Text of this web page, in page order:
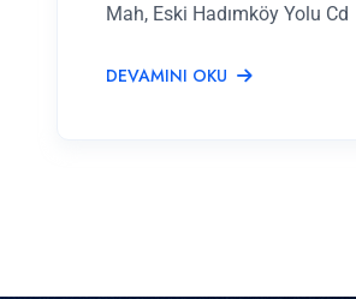
Mah, Eski Hadımköy Yolu Cd
DEVAMINI OKU